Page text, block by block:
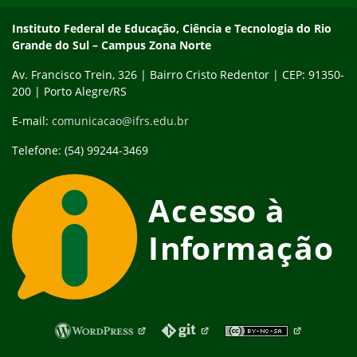
Contato
Instituto Federal de Educação, Ciência e Tecnologia do Rio
Grande do Sul – Campus Zona Norte
Av. Francisco Trein, 326 | Bairro Cristo Redentor | CEP: 91350-
200 | Porto Alegre/RS
E-mail: comunicacao@ifrs.edu.br
Telefone: (54) 99244-3469